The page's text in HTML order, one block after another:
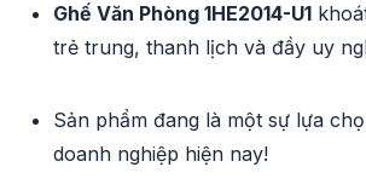
Ghế Văn Phòng 1HE2014-U1
trẻ trung, thanh lịch và đầy uy
Sản phẩm đang là một sự lựa
doanh nghiệp hiện nay!